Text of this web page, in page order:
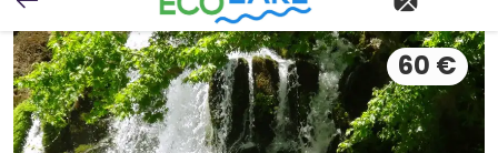
60 €